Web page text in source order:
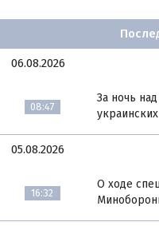
06.08.2026
08:47
За ночь
05.08.2026
16:32
О ходе